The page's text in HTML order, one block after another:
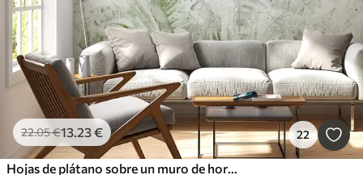
22.05€13.23€ 22
Hojas de plátano sobre un muro de hormigón